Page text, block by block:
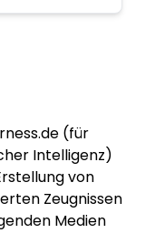
(für
Intelligenz)
von
Zeugnissen
Medien